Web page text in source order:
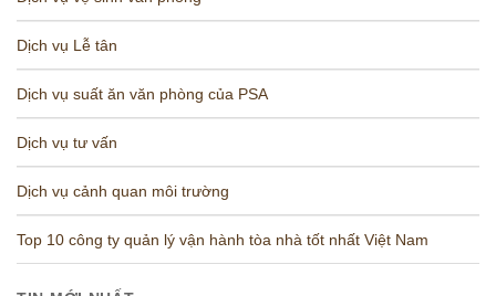
Dịch vụ Lễ tân
Dịch vụ suất ăn văn phòng của PSA
Dịch vụ tư vấn
Dịch vụ cảnh quan môi trường
Top 10 công ty quản lý vận hành tòa nhà tốt nhất Việt Nam